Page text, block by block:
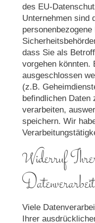
des EU-
Unternehmen sind
personenbezogene
dass Sie als
vorgehen könnten.
ausgeschlossen
(z.B.
befindlichen Daten
verarbeiten,
speichern. Wir
Widerruf
Viele
Ihrer